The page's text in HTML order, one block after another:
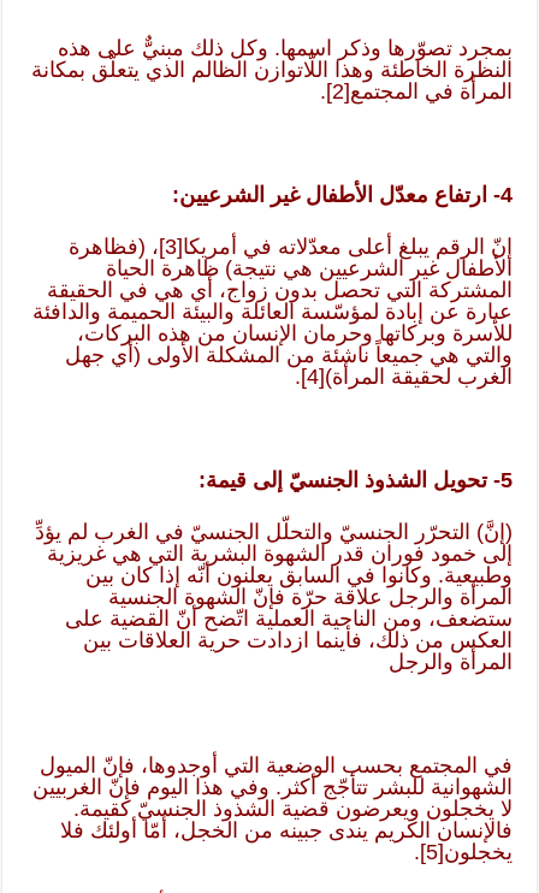
بمجرد تصوّرها وذكر اسمها. وكل ذلك مبنيٌّ على هذه
النظرة الخاطئة وهذا اللّاتوازن الظالم الذي يتعلّق بمكانة
المرأة في المجتمع[2]
.
4- ارتفاع معدّل الأطفال غير الشرعيين:
إنّ الرقم يبلغ أعلى معدّلاته في أمريكا[3]
، (فظاهرة
الأطفال غير الشرعيين هي نتيجة) ظاهرة الحياة
المشتركة التي تحصل بدون زواج، أي هي في الحقيقة
عبارة عن إبادة لمؤسّسة العائلة والبيئة الحميمة والدافئة
للأسرة وبركاتها وحرمان الإنسان من هذه البركات،
والتي هي جميعاً ناشئة من المشكلة الأولى (أي جهل
الغرب لحقيقة المرأة)[4]
.
5- تحويل الشذوذ الجنسيّ إلى قيمة:
(إنَّ) التحرّر الجنسيّ والتحلّل الجنسيّ في الغرب لم يؤدِّ
إلى خمود فوران قدر الشهوة البشرية التي هي غريزية
وطبيعية. وكانوا في السابق يعلنون أنّه إذا كان بين
المرأة والرجل علاقة حرّة فإنّ الشهوة الجنسية
ستضعف، ومن الناحية العملية اتّضح أنّ القضية على
العكس من ذلك، فأينما ازدادت حرية العلاقات بين
المرأة والرجل
في المجتمع بحسب الوضعية التي أوجدوها، فإنّ الميول
الشهوانية للبشر تتأجّج أكثر. وفي هذا اليوم فإنّ الغربيين
لا يخجلون ويعرضون قضية الشذوذ الجنسيّ كقيمة.
فالإنسان الكريم يندى جبينه من الخجل، أمّا أولئك فلا
يخجلون[5]
.